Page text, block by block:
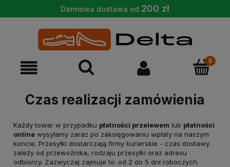
Darmowa dostawa od 200 zł
Czas realizacji zamówienia
Każdy towar w przypadku płatności przelewem lub płatności
online wysyłamy zaraz po zaksięgowaniu wpłaty na naszym
koncie. Przesyłki dostarczają firmy kurierskie - czas dostawy
zależy od przewoźnika, rodzaju przesyłki oraz adresu
odbiorcy. Zazwyczaj zajmuje to: od 2 do 5 dni roboczych.